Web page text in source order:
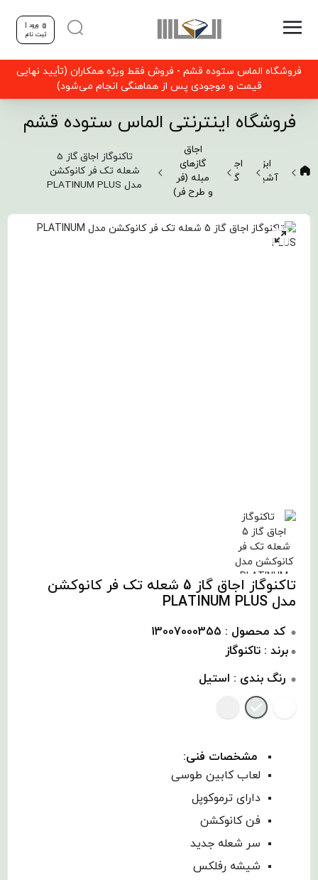
ورود |
ثبت نام
فروشگاه الماس ستوده قشم - فروش فقط ویژه همکاران (تأیید نهایی
قیمت و موجودی پس از هماهنگی انجام می‌شود)
فروشگاه اینترنتی الماس ستوده قشم
ابزار
آشپزی
اجاق
گاز
اجاق
گازهای
مبله (فر
و طرح فر)
تاکنوگاز اجاق گاز 5
شعله تک فر کانوکشن
مدل PLATINUM PLUS
تاکنوگاز اجاق گاز 5 شعله تک فر کانوکشن
مدل PLATINUM PLUS
کد محصول : 13007000355
برند : تاکنوگاز
رنگ بندی : استیل
مشخصات فنی:
لعاب کابین طوسی
دارای ترموکوپل
فن کانوکشن
سر شعله جدید
شیشه رفلکس